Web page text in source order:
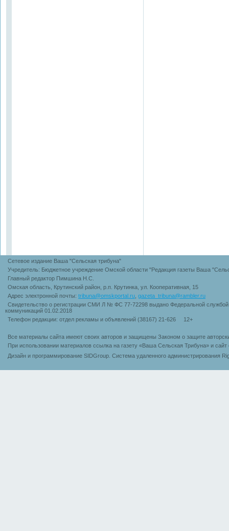
Сетевое издание Ваша "Сельская трибуна"
Учредитель: Бюджетное учреждение Омской области "Редакция газеты Ваша
Главный редактор Пимшина Н.С.
Омская область, Крутинский район, р.п. Крутинка, ул. Кооперативная, 15
Адрес электронной почты: tribuna@omskportal.ru gazeta_tribuna@rambler.ru
Свидетельство о регистрации СМИ Л № ФС 77-72298 выдано Федеральной
коммуникаций 01.02.2018
Телефон редакции: отдел рекламы и объявлений (38167) 21-626 12+
Все материалы сайта имеют своих авторов и защищены Законом о защите
При использовании материалов ссылка на газету «Ваша Сельская Трибуна» и сайт
Дизайн и программирование SIDGroup. Cистема удаленного администрирования